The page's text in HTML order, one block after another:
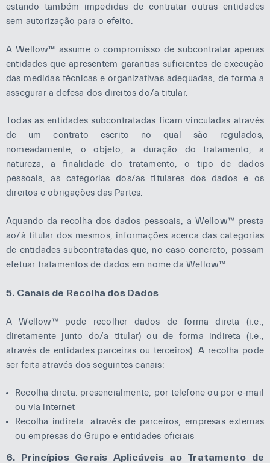
estando também impedidas de contratar outras entidades
sem autorização para o efeito.
A Wellow™ assume o compromisso de subcontratar apenas
entidades que apresentem garantias suficientes de execução
das medidas técnicas e organizativas adequadas, de forma a
assegurar a defesa dos direitos do/a titular.
Todas as entidades subcontratadas ficam vinculadas através
de um contrato escrito no qual são regulados,
nomeadamente, o objeto, a duração do tratamento, a
natureza, a finalidade do tratamento, o tipo de dados
pessoais, as categorias dos/as titulares dos dados e os
direitos e obrigações das Partes.
Aquando da recolha dos dados pessoais, a Wellow™ presta
ao/à titular dos mesmos, informações acerca das categorias
de entidades subcontratadas que, no caso concreto, possam
efetuar tratamentos de dados em nome da Wellow™.
5. Canais de Recolha dos Dados
A Wellow™ pode recolher dados de forma direta (i.e.,
diretamente junto do/a titular) ou de forma indireta (i.e.,
através de entidades parceiras ou terceiros). A recolha pode
ser feita através dos seguintes canais:
Recolha direta: presencialmente, por telefone ou por e-mail
ou via internet
Recolha indireta: através de parceiros, empresas externas
ou empresas do Grupo e entidades oficiais
6. Princípios Gerais Aplicáveis ao Tratamento de